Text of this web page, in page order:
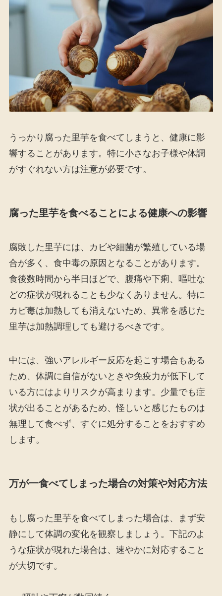
うっかり腐った里芋を食べてしまうと、健康に影
響することがあります。特に小さなお子様や体調
がすぐれない方は注意が必要です。
腐った里芋を食べることによる健康への影響
腐敗した里芋には、カビや細菌が繁殖している場
合が多く、食中毒の原因となることがあります。
食後数時間から半日ほどで、腹痛や下痢、嘔吐な
どの症状が現れることも少なくありません。特に
カビ毒は加熱しても消えないため、異常を感じた
里芋は加熱調理しても避けるべきです。
中には、強いアレルギー反応を起こす場合もある
ため、体調に自信がないときや免疫力が低下して
いる方にはよりリスクが高まります。少量でも症
状が出ることがあるため、怪しいと感じたものは
無理して食べず、すぐに処分することをおすすめ
します。
万が一食べてしまった場合の対策や対応方法
もし腐った里芋を食べてしまった場合は、まず安
静にして体調の変化を観察しましょう。下記のよ
うな症状が現れた場合は、速やかに対応すること
が大切です。